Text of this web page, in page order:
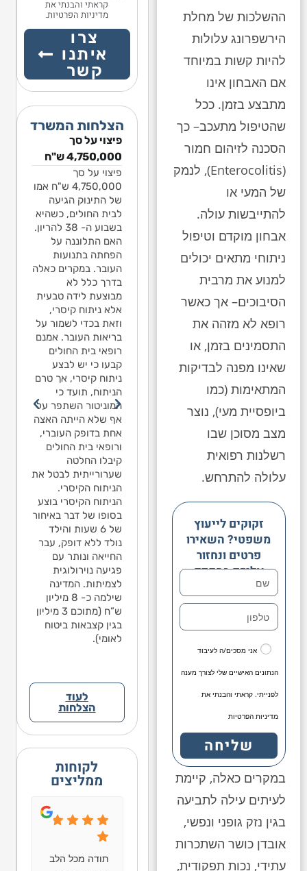
ההשלכות של מחלת
הירשפרונג עלולות
להיות קשות במיוחד
אם האבחון אינו
מתבצע בזמן. ככל
שהטיפול מתעכב– כך
הסכנה לזיהום חמור
(Enterocolitis), לנמק
של המעי או
להתייבשות עולה.
אבחון מוקדם וטיפול
ניתוחי מתאים יכולים
למנוע את מרבית
הסיבוכים– אך כאשר
רופא לא מזהה את
התסמינים בזמן, או
שאינו מפנה לבדיקות
המתאימות (כמו
ביופסיית מעי), נוצר
מצב מסוכן שבו
רשלנות רפואית
עלולה להתרחש.
זקוקים לייעוץ
משפטי? השאירו
פרטים ונחזור
אליכם בהקדם
אני מסכים/ה לעיבוד
הנתונים האישיים שלי לצורך מענה
לפנייתי. קראתי והבנתי את
מדיניות הפרטיות
שליחה
במקרים כאלה, קיימת
לעיתים עילה לתביעה
בגין נזק גופני ונפשי,
אובדן כושר השתכרות
עתידי, נכות תפקודית,
קראתי והבנתי את
מדיניות הפרטיות.
צרו
איתנו
קשר
הצלחות המשרד
פיצוי על סך
1,541,068 ש"ח
ילד בן שנה ותשעה
חודשים עלה על
מגלשה חצויה בגן
לאומי בירושלים. כל
המגלשה היה חסר.
נפל מגובה 2 מטרים
מאז יש לו אפילפסיה.
מומחה התביעה טען
כי האפילפסיה נגרמה
כתוצאה מהנפילה,
שבר או דימום מוחי.
מספר מומחים
בהתייעצות פנימית כי
לדעתם אין קשר בין
הנפילה לבין
האפילפסיה בגלל
שלא היה שבר/דימום
מוחי. בישיבת הגישור
שהתקיימה בתיק
אחד בחוות הדעת
לפניו אינו יכול לקבוע
את אחוזי הנכות
שנגרמו כתוצאה
מהנפילה. הנתבעים
גם הגישו הודעת צד
ג’ נגד ההורים
והאשימו אותם
בנפילה. במסגרת
לא התקבלו.
פיצוי על סך
4,750,000 ש"ח
4,750,000 ש"ח אמו
של התינוק הגיעה
לבית החולים, כשהיא
בשבוע ה- 38 להריון.
האם התלוננה על
הפחתה בתנועות
העובר. במקרים כאלה
בדרך כלל לא
מבוצעת לידה טבעית
אלא ניתוח קיסרי,
וזאת בכדי לשמור על
בריאות העובר. אמנם
רופאי בית החולים
קבעו כי יש לבצע
ניתוח קיסרי, אך טרם
הניתוח, תועד כי
המוניטור השתפר על
אף שלא הייתה האצה
אחת בדופק העוברי,
ורופאי בית החולים
קיבלו החלטה
שערורייתית לבטל את
הניתוח הקיסרי.
הניתוח הקיסרי בוצע
בסופו של דבר באיחור
של 6 שעות והילד
נולד ללא דופק, עבר
החייאה ונותר עם
פגיעה נוירולוגית
לצמיתות. המדינה
שילמה כ- 8 מיליון
ש”ח (מתוכם 3 מיליון
בגין קצבאות ביטוח
פיצוי על סך
בגין נפילה​
ילד בן שנה
חודשים עלה על
מגלשה חצויה בגן
לאומי בירושלים.
החצי התחתון של
המגלשה היה
ומיד סבל
מאז יש לו
מומחה התביעה
כי האפילפסיה
כתוצאה מהנפילה,
למרות שלא נגרם
שבר או דימום
מספר מומחים
לנוירולוגיה מסרו
בהתייעצות
לדעתם אין קשר
הנפילה לבין
האפילפסיה בגלל
שלא היה שבר/
מוחי. בישיבת
שהתקיימה בתיק
עמדתי על משפט
אחד בחוות הדעת
מטעם הנתבעים,
לפניו אינו יכול
את אחוזי הנכות
שנגרמו כתוצאה
מהנפילה.
גם הגישו הודעת
ג’ נגד ההורים
והאשימו אותם
לעוד
הצלחות
לקוחות
ממליצים
תודה מכל הלב